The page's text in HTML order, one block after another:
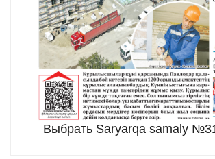
Выбрать Saryarqa samaly